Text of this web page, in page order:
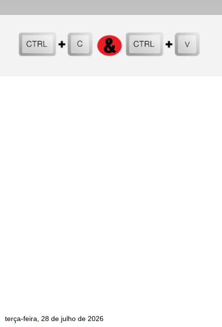
terça-feira, 28 de julho de 2026